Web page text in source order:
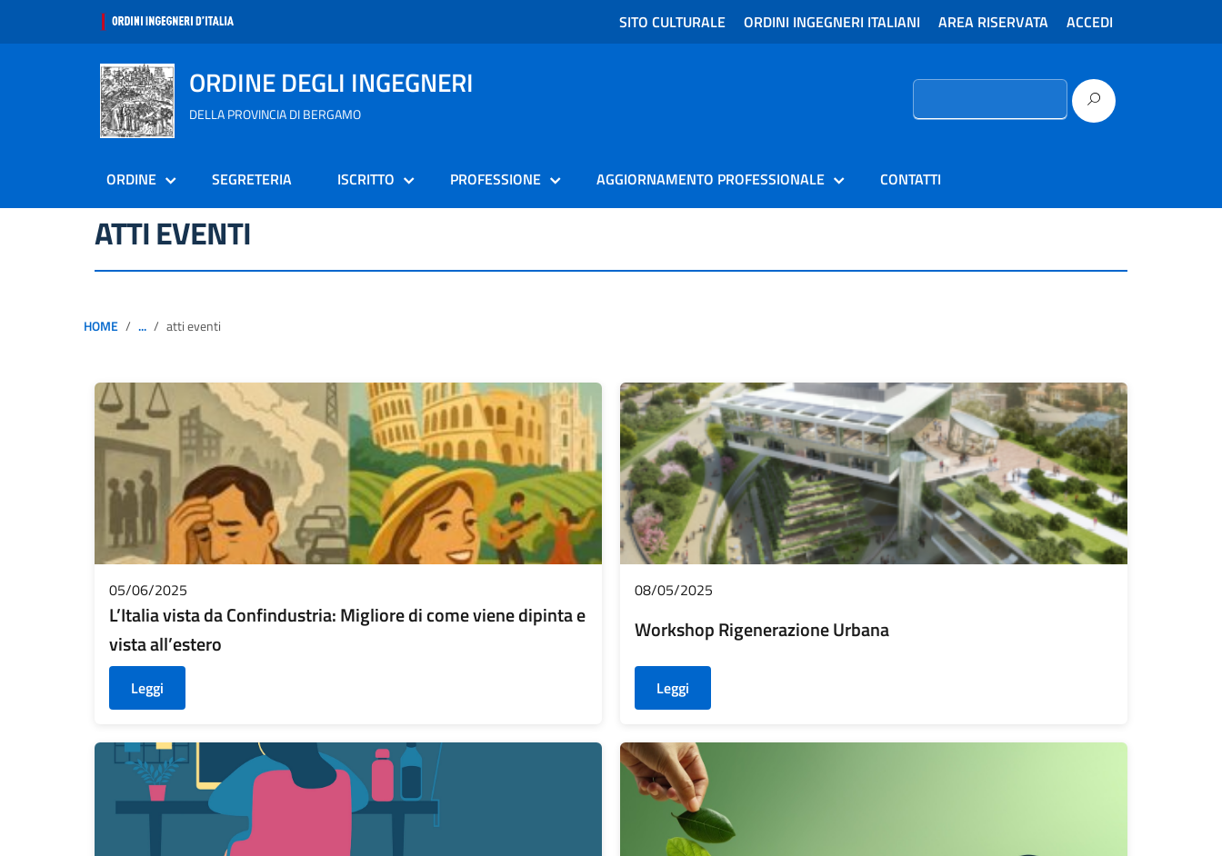
SITO CULTURALE ORDINI INGEGNERI ITALIANI AREA RISERVATA ACCEDI
ORDINE DEGLI INGEGNERI
DELLA PROVINCIA DI BERGAMO
Ricerca
ORDINE SEGRETERIA ISCRITTO PROFESSIONE AGGIORNAMENTO PROFESSIONALE CONTATTI
ATTI EVENTI
HOME ... atti eventi
05/06/2025
L’Italia vista da Confindustria: Migliore di come viene dipinta e
vista all’estero
Leggi
08/05/2025
Workshop Rigenerazione Urbana
Leggi